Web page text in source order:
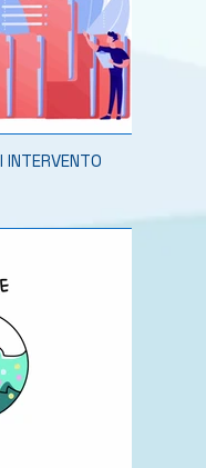
INTERVENTO